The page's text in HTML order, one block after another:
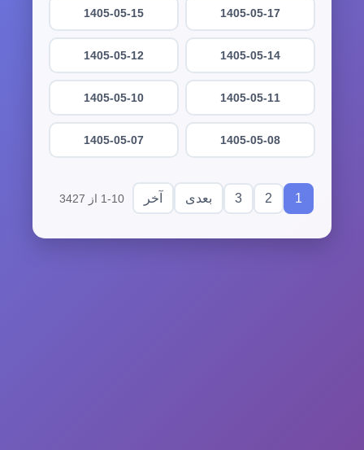
1405-05-17
1405-05-15
1405-05-14
1405-05-12
1405-05-11
1405-05-10
1405-05-08
1405-05-07
1
2
3 بعدی آخر 1-10 از 3427